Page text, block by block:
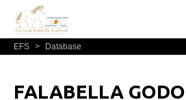
Home
EFS > Database
FALABELLA GODO